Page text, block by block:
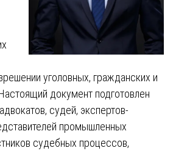
уголовных, гражданских и
документ подготовлен
судей, экспертов-
промышленных
судебных процессов,